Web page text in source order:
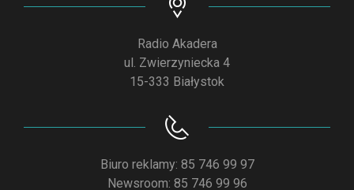
Radio Akadera
ul. Zwierzyniecka 4
15-333 Białystok
Biuro reklamy: 85 746 99 97
Newsroom: 85 746 99 96